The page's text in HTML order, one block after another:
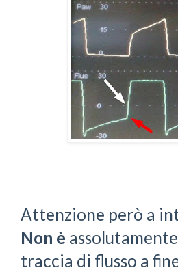
Attenzione però a
Non è assolutamente
traccia di flusso a